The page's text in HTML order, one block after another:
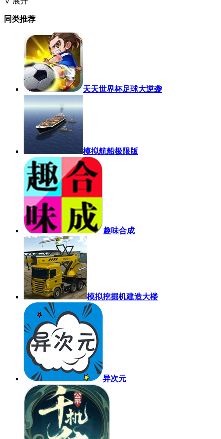
同类推荐
天天世界杯足球大逆袭
模拟航船极限版
趣味合成
模拟挖掘机建造大楼
异次元